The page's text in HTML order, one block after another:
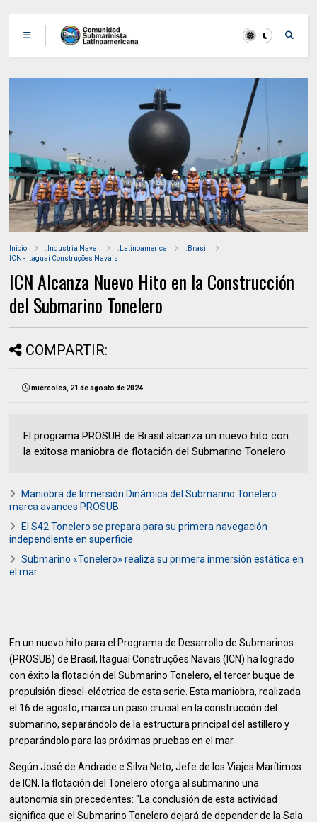
Inicio .Industria Naval .Latinoamerica
.Brasil
ICN - Itaguaí Construções Navais
ICN Alcanza Nuevo Hito en la Construcción
del Submarino Tonelero
COMPARTIR:
miércoles, 21 de agosto de 2024
El programa PROSUB de Brasil alcanza un nuevo hito con
la exitosa maniobra de flotación del Submarino Tonelero
Maniobra de Inmersión Dinámica del Submarino Tonelero
marca avances PROSUB
El S42 Tonelero se prepara para su primera navegación
independiente en superficie
Submarino «Tonelero» realiza su primera inmersión estática en
el mar
En un nuevo hito para el Programa de Desarrollo de Submarinos
(PROSUB) de Brasil, Itaguaí Construções Navais (ICN) ha logrado
con éxito la flotación del Submarino Tonelero, el tercer buque de
propulsión diesel-eléctrica de esta serie. Esta maniobra, realizada
el 16 de agosto, marca un paso crucial en la construcción del
submarino, separándolo de la estructura principal del astillero y
preparándolo para las próximas pruebas en el mar.
Según José de Andrade e Silva Neto, Jefe de los Viajes Marítimos
de ICN, la flotación del Tonelero otorga al submarino una
autonomía sin precedentes: "La conclusión de esta actividad
significa que el Submarino Tonelero dejará de depender de la Sala